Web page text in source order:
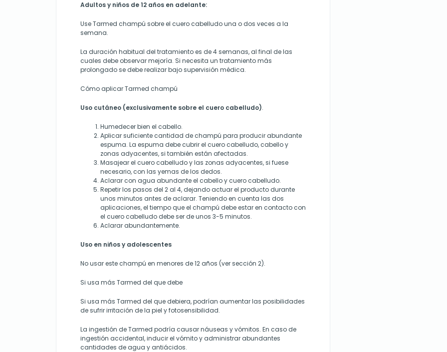
Adultos y niños de 12 años en adelante:
Use Tarmed champú sobre el cuero cabelludo una o dos veces a la
semana.
La duración habitual del tratamiento es de 4 semanas, al final de las
cuales debe observar mejoría. Si necesita un tratamiento más
prolongado se debe realizar bajo supervisión médica.
Cómo aplicar Tarmed champú
Uso cutáneo (exclusivamente sobre el cuero cabelludo).
Humedecer bien el cabello.
Aplicar suficiente cantidad de champú para producir abundante
espuma. La espuma debe cubrir el cuero cabelludo, cabello y
zonas adyacentes, si también están afectadas.
Masajear el cuero cabelludo y las zonas adyacentes, si fuese
necesario, con las yemas de los dedos.
Aclarar con agua abundante el cabello y cuero cabelludo.
Repetir los pasos del 2 al 4, dejando actuar el producto durante
unos minutos antes de aclarar. Teniendo en cuenta las dos
aplicaciones, el tiempo que el champú debe estar en contacto con
el cuero cabelludo debe ser de unos 3-5 minutos.
Aclarar abundantemente.
Uso en niños y adolescentes
No usar este champú en menores de 12 años (ver sección 2).
Si usa más Tarmed del que debe
Si usa más Tarmed del que debiera, podrían aumentar las posibilidades
de sufrir irritación de la piel y fotosensibilidad.
La ingestión de Tarmed podría causar náuseas y vómitos. En caso de
ingestión accidental, inducir el vómito y administrar abundantes
cantidades de agua y antiácidos.